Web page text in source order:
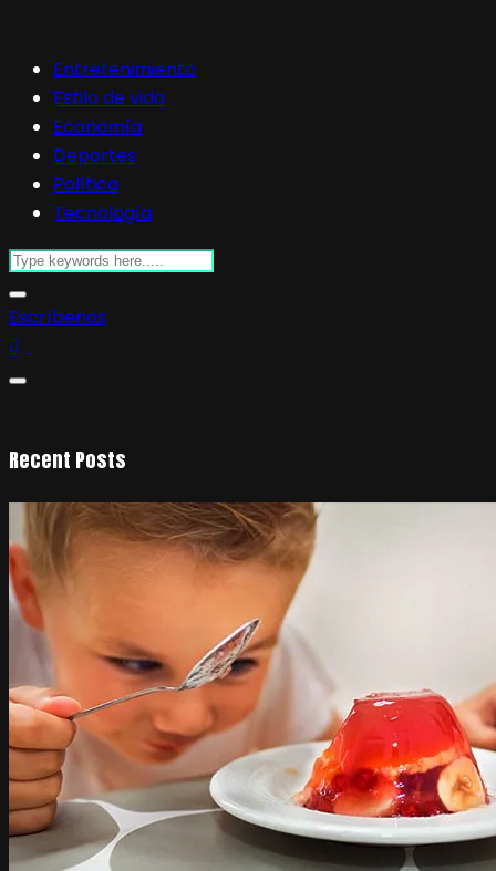
Entretenimiento
Estilo de vida
Economía
Deportes
Política
Tecnología
Escríbenos
Recent Posts